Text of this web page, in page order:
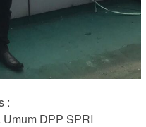
:
DPP SPRI